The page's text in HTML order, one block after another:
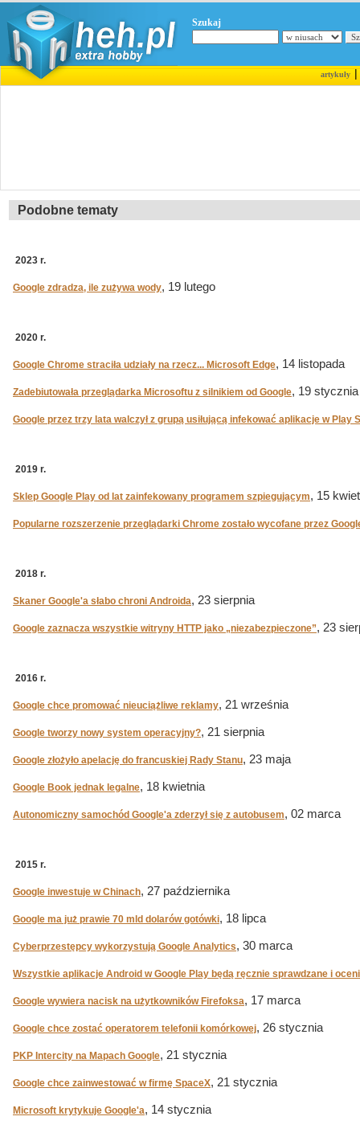
Szukaj
artykuły|
Podobne tematy
2023 r.
Google zdradza, ile zużywa wody, 19 lutego
2020 r.
Google Chrome straciła udziały na rzecz... Microsoft Edge, 14 listopada
Zadebiutowała przeglądarka Microsoftu z silnikiem od Google, 19 stycznia
Google przez trzy lata walczył z grupą usiłującą infekować aplikacje w Play
2019 r.
Sklep Google Play od lat zainfekowany programem szpiegującym, 15
Popularne rozszerzenie przeglądarki Chrome zostało wycofane przez
2018 r.
Skaner Google'a słabo chroni Androida, 23 sierpnia
Google zaznacza wszystkie witryny HTTP jako „niezabezpieczone”, 23
2016 r.
Google chce promować nieuciążliwe reklamy, 21 września
Google tworzy nowy system operacyjny?, 21 sierpnia
Google złożyło apelację do francuskiej Rady Stanu, 23 maja
Google Book jednak legalne, 18 kwietnia
Autonomiczny samochód Google'a zderzył się z autobusem, 02 marca
2015 r.
Google inwestuje w Chinach, 27 października
Google ma już prawie 70 mld dolarów gotówki, 18 lipca
Cyberprzestępcy wykorzystują Google Analytics, 30 marca
Wszystkie aplikacje Android w Google Play będą ręcznie sprawdzane i
Google wywiera nacisk na użytkowników Firefoksa, 17 marca
Google chce zostać operatorem telefonii komórkowej, 26 stycznia
PKP Intercity na Mapach Google, 21 stycznia
Google chce zainwestować w firmę SpaceX, 21 stycznia
Microsoft krytykuje Google'a, 14 stycznia